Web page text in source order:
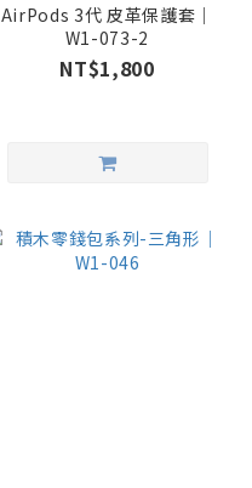
AirPods 3代 皮革保護套｜
W1-073-2
NT$1,800